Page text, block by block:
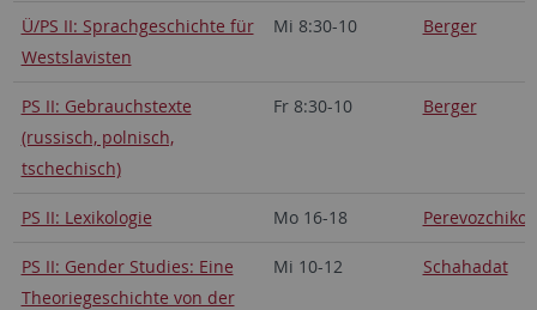
Ü/PS II: Sprachgeschichte für
Westslavisten
Mi 8:30-10 Berger
PS II: Gebrauchstexte
(russisch, polnisch,
tschechisch)
Fr 8:30-10 Berger
PS II: Lexikologie Mo 16-18
PS II: Gender Studies: Eine
Theoriegeschichte von der
Mi 10-12 Schahadat